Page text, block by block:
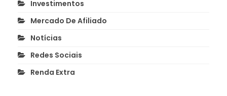
Investimentos
Mercado De Afiliado
Notícias
Redes Sociais
Renda Extra